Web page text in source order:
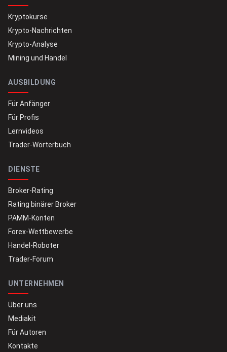
Kryptokurse
Krypto-Nachrichten
Krypto-Analyse
Mining und Handel
AUSBILDUNG
Für Anfänger
Für Profis
Lernvideos
Trader-Wörterbuch
DIENSTE
Broker-Rating
Rating binärer Broker
PAMM-Konten
Forex-Wettbewerbe
Handel-Roboter
Trader-Forum
UNTERNEHMEN
Über uns
Mediakit
Für Autoren
Kontakte